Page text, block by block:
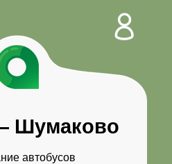
Шумаково
автобусов